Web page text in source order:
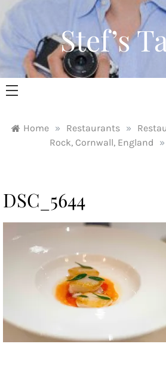
Skip
content
Stef’s
Home » Restaurants »
Rock, Cornwall, England
»
DSC_5644